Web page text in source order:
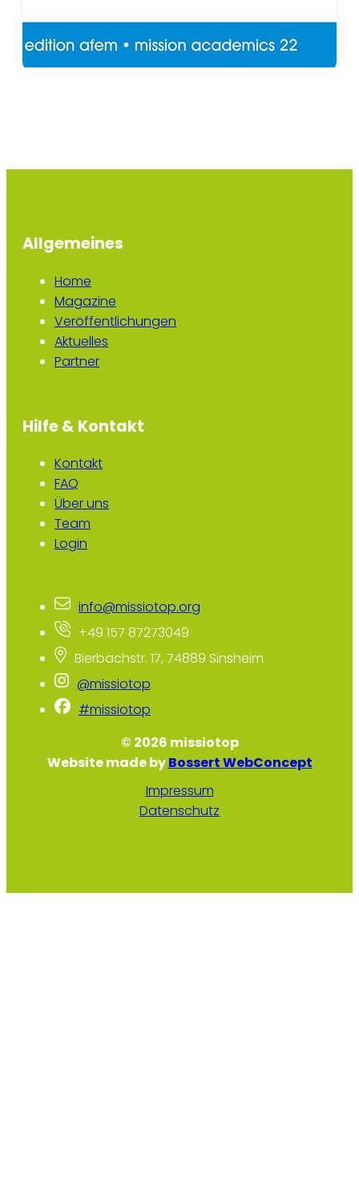
Allgemeines
Home
Magazine
Veröffentlichungen
Aktuelles
Partner
Hilfe & Kontakt
Kontakt
FAQ
Über uns
Team
Login
info@missiotop.org
+49 157 87273049
Bierbachstr. 17, 74889 Sinsheim
@missiotop
#missiotop
© 2026 missiotop
Website made byBossert WebConcept
Impressum
Datenschutz